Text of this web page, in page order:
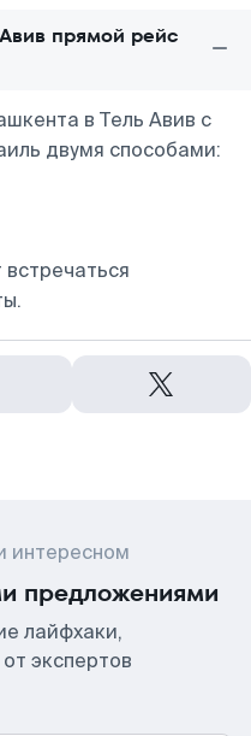
прямой рейс
в Тель Авив с
двумя способами:
интересном
предложениями
лайфхаки,
экспертов